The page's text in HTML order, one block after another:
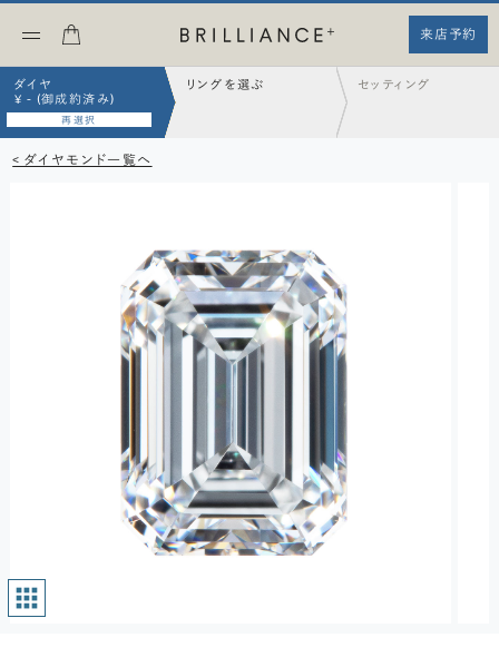
来店予約
ダイヤ
¥ - (御成約済み)
再選択
リングを選ぶ セッティング
< ダイヤモンド一覧へ